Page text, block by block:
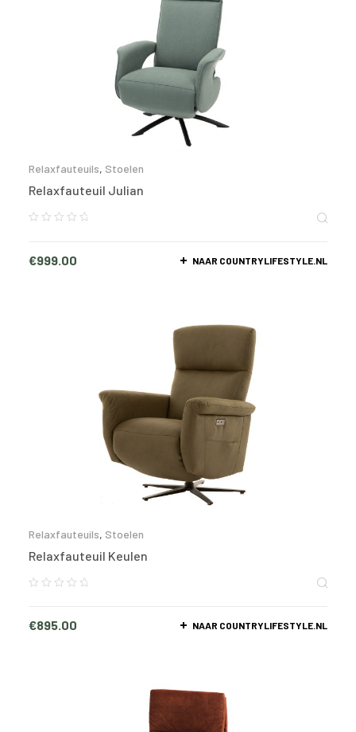
Relaxfauteuils, Stoelen
Relaxfauteuil Julian
€999.00 NAAR COUNTRYLIFESTYLE.NL
Relaxfauteuils, Stoelen
Relaxfauteuil Keulen
€895.00 NAAR COUNTRYLIFESTYLE.NL